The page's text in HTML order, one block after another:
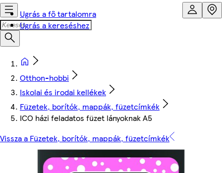
Ugrás a fő tartalomra
Ugrás a kereséshez
Otthon-hobbi
Iskolai és irodai kellékek
Füzetek, borítók, mappák, füzetcímkék
ICO házi feladatos füzet lányoknak A5
Vissza a Füzetek, borítók, mappák, füzetcímkék